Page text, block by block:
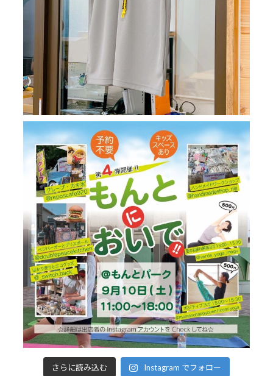
さらに読み込む Instagram でフォロー